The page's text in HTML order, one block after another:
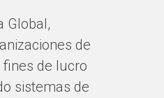
Global,
de
de lucro
sistemas de